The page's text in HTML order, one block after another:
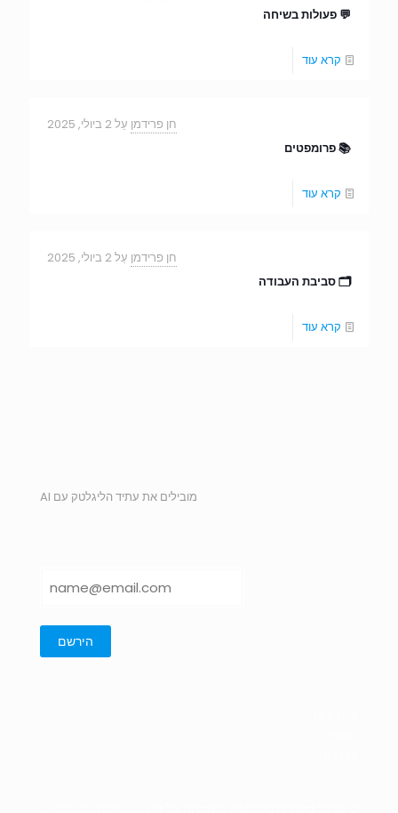
💬 פעולות בשיחה
קרא עוד
חן פרידמן עַל2 ביולי, 2025
📚 פרומפטים
קרא עוד
חן פרידמן עַל2 ביולי, 2025
🗂️ סביבת העבודה
קרא עוד
מובילים את עתיד הליגלטק עם AI